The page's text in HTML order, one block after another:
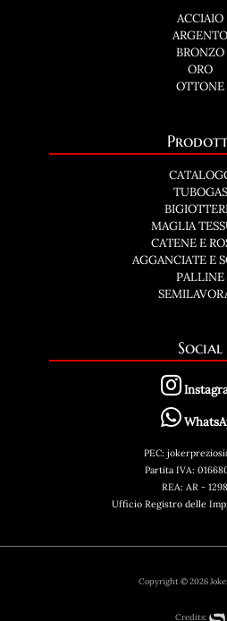
ACCIAIO
ARGENTO
BRONZO
ORO
OTTONE
TUBOGAS
MAGLIA
CATENE E
AGGANCIATE E
PALLINE
Social
PEC:
Partita IVA:
REA: AR -
Ufficio Registro delle
Copyright © 2026
Credits: